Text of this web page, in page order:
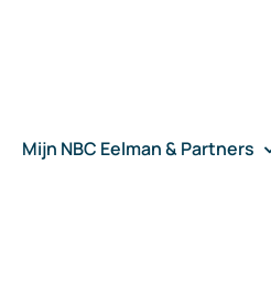
Mijn NBC Eelman & Partners